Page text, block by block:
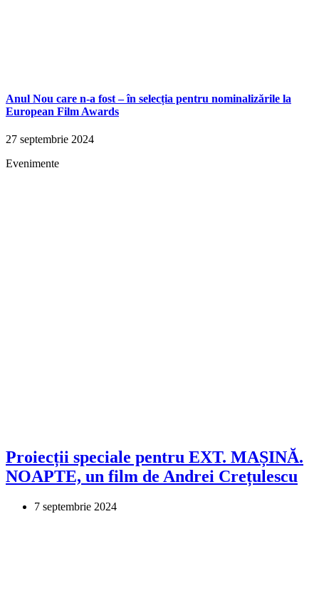
Anul Nou care n-a fost – în selecția pentru nominalizările la
European Film Awards
27 septembrie 2024
Evenimente
Proiecții speciale pentru EXT. MAȘINĂ.
NOAPTE, un film de Andrei Crețulescu
7 septembrie 2024